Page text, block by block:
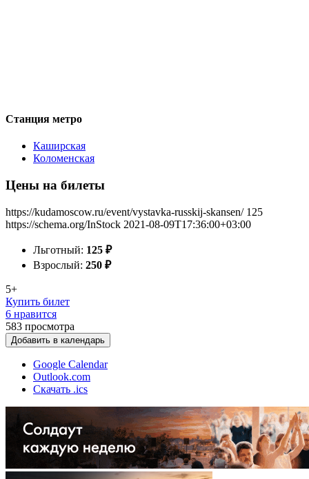
Станция метро
Каширская
Коломенская
Цены на билеты
https://kudamoscow.ru/event/vystavka-russkij-skansen/ 125
https://schema.org/InStock 2021-08-09T17:36:00+03:00
Льготный: 125 ₽
Взрослый: 250 ₽
5+
Купить билет
6 нравится
583 просмотра
Добавить в календарь
Google Calendar
Outlook.com
Скачать .ics